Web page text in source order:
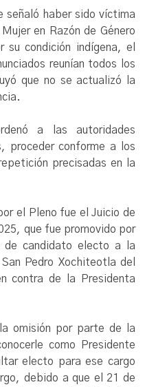
señaló haber sido víctima
en Razón de Género
su condición indígena, el
reunían todos los
que no se actualizó la
a las autoridades
proceder conforme a los
precisadas en la
el Pleno fue el Juicio de
que fue promovido por
de candidato electo a la
Pedro Xochiteotla del
contra de la Presidenta
omisión por parte de la
como Presidente
electo para ese cargo
debido a que el 21 de